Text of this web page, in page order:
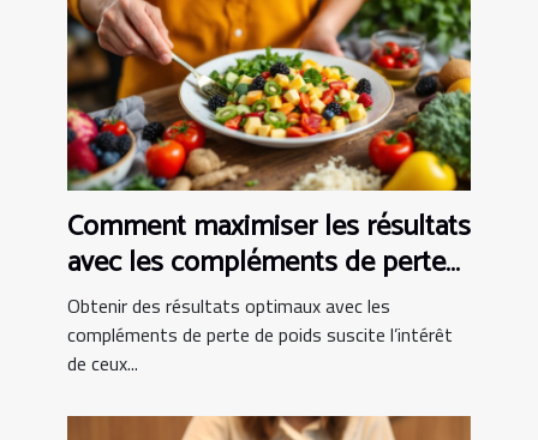
Comment maximiser les résultats
avec les compléments de perte
de poids ?
Obtenir des résultats optimaux avec les
compléments de perte de poids suscite l’intérêt
de ceux...